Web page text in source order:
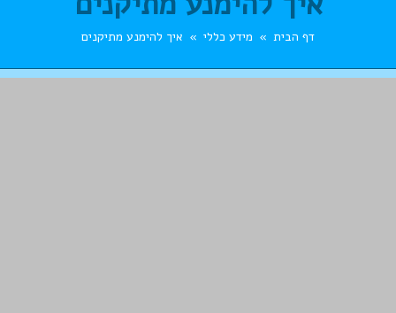
דף הבית מידע כללי איך להימנע מתיקנים